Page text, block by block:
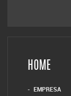
HOME
EMPRESA